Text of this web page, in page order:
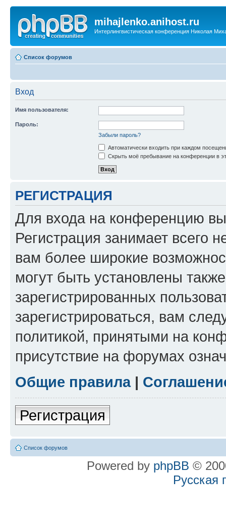
mihajlenko.anihost.ru
Интерлингвистическая конференция Николая
Список форумов
Вход
Имя пользователя:
Пароль:
Забыли пароль?
Автоматически входить при каждом
Скрыть моё пребывание на конференции в
РЕГИСТРАЦИЯ
Для входа на конференцию
Регистрация занимает всего
вам более широкие
могут быть установлены
зарегистрированных
зарегистрироваться, вам
политикой, принятыми на
присутствие на форумах
Общие правила|
Регистрация
Список форумов
Powered by phpBB ©
Русская